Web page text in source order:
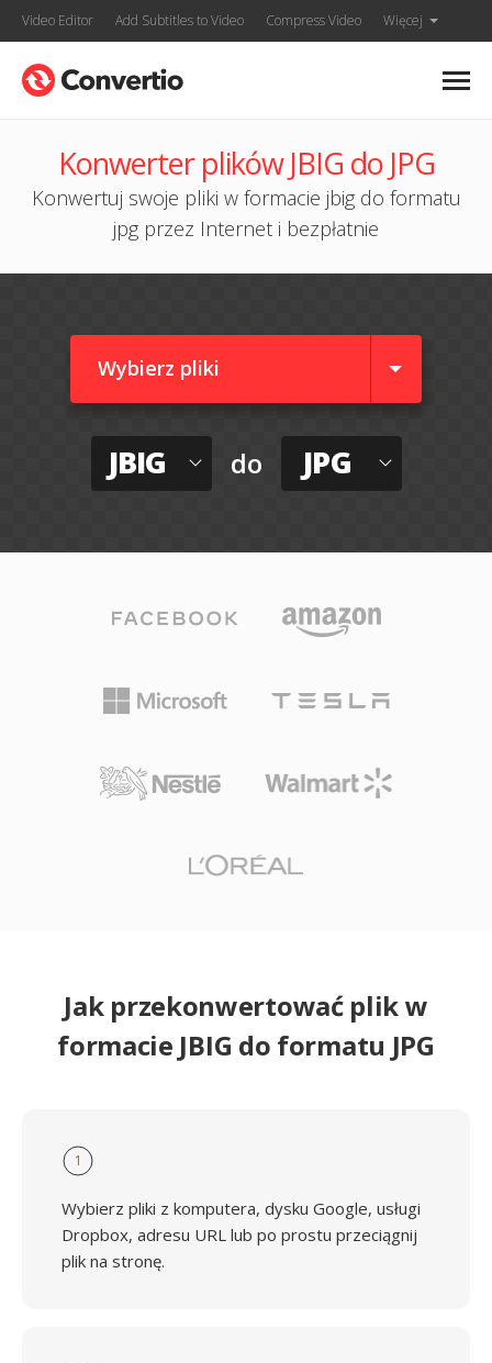
Video Editor Add Subtitles to Video Compress Video Więcej
Konwerter plików JBIG do JPG
Konwertuj swoje pliki w formacie jbig do formatu
jpg przez Internet i bezpłatnie
Wybierz pliki
JBIG do JPG
Jak przekonwertować plik w
formacie JBIG do formatu JPG
1
Wybierz pliki z komputera, dysku Google, usługi
Dropbox, adresu URL lub po prostu przeciągnij
plik na stronę.